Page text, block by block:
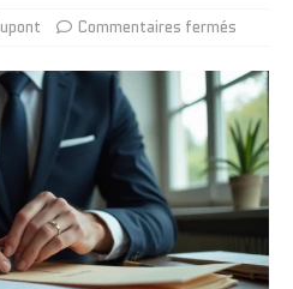
Commentaires fermés